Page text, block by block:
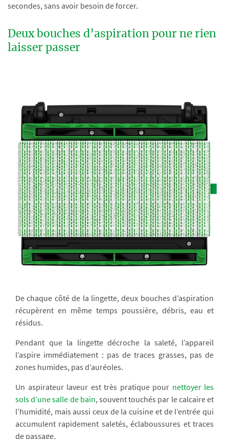
secondes, sans avoir besoin de forcer.
Deux bouches d’aspiration pour ne rien
laisser passer
De chaque côté de la lingette, deux bouches d’aspiration
récupèrent en même temps poussière, débris, eau et
résidus.
Pendant que la lingette décroche la saleté, l’appareil
l’aspire immédiatement : pas de traces grasses, pas de
zones humides, pas d’auréoles.
Un aspirateur laveur est très pratique pour nettoyer les
sols d’une salle de bain, souvent touchés par le calcaire et
l’humidité, mais aussi ceux de la cuisine et de l’entrée qui
accumulent rapidement saletés, éclaboussures et traces
de passage.